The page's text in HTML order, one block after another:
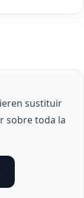
sustituir
sobre toda la